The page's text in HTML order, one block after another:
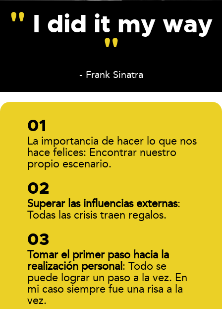
I did it my way
- Frank Sinatra
La importancia de hacer lo que nos
hace felices: Encontrar nuestro
propio escenario.
Superar las influencias externas:
Todas las crisis traen regalos.
Tomar el primer paso hacia la
realización personal: Todo se
puede lograr un paso a la vez. En
mi caso siempre fue una risa a la
vez.